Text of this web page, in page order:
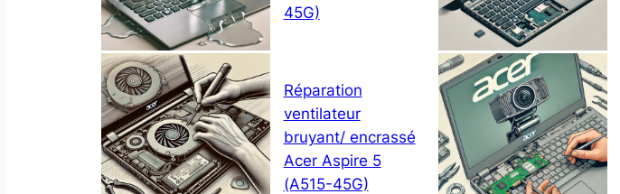
45G)
Réparation
ventilateur
bruyant/ encrassé
Acer Aspire 5
(A515-45G)